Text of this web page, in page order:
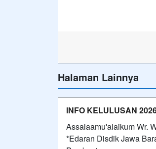
Halaman Lainnya
INFO KELULUSAN
Assalaamu'alaikum Wr.
*Edaran Disdik Jawa